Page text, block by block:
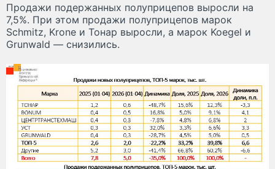
Продажи подержанных полуприцепов выросли на
7,5%. При этом продажи полуприцепов марок
Schmitz, Krone и Тонар выросли, а марок Koegel и
Grunwald — снизились.